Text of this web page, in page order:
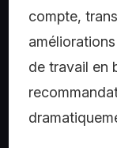
compte,
de travail en